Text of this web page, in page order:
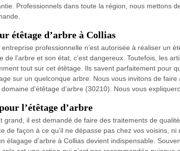
Professionnels dans toute la région, nous mettons
étêtage d’arbre à Collias
professionnelle n’est autorisée à réaliser un
de l’arbre et son état, c’est dangereux. Toutefois, les
tout sur cet étêtage. Ils savent parfaitement pour
sur un quelconque arbre. Nous vous invitons de faire
d’étêtage d’arbre (30210). Nous vous
l’étêtage d’arbre
grand, il est demandé de faire des traitements de
de façon à ce qu’il ne dépasse pas chez vos voisins,
élagage d’arbre à Collias devient indispensable.